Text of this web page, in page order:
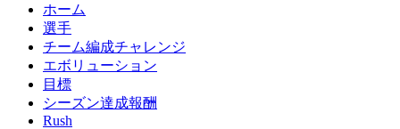
ホーム
選手
チーム編成チャレンジ
エボリューション
目標
シーズン達成報酬
Rush